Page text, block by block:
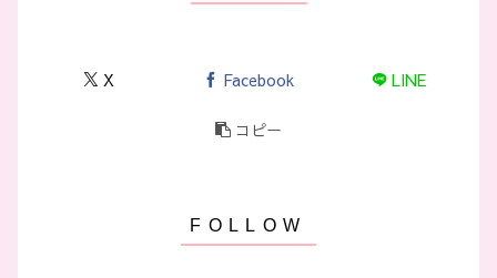
X Facebook LINE
コピー